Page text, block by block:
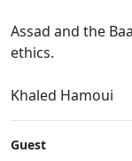
Assad and the
ethics.
Khaled Hamoui
Guest